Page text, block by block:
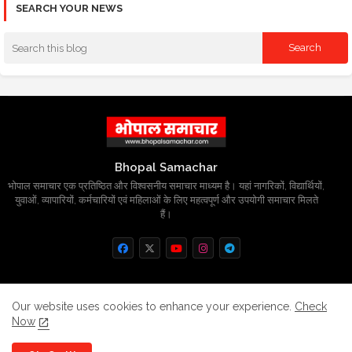
SEARCH YOUR NEWS
Bhopal Samachar
भोपाल समाचार एक प्रतिष्ठित और विश्वसनीय समाचार माध्यम है। यहां नागरिकों, विद्यार्थियों,
युवाओं, व्यापारियों, कर्मचारियों एवं महिलाओं के लिए महत्वपूर्ण और उपयोगी समाचार मिलते
हैं।
Home About Contact us
Privacy Policy
Our website uses cookies to enhance your experience. Check
Now